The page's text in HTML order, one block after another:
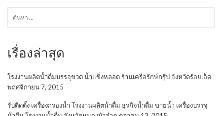
เรื่องล่าสุด
โรงงานผลิตน้ำดื่มบรรจุขวด น้ำแข็งหลอด ร้านเครือรักษ์กรุ๊ป จังหวัดร้อยเอ็ด
พฤศจิกายน 7, 2015
รับติดตั้ง เครื่องกรองน้ำ โรงงานผลิตน้ําดื่ม ธุรกิจน้ำดื่ม ขายน้ำ เครื่องบรรจุ